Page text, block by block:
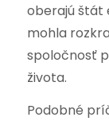
oberajú štát
mohla
spoločnosť
života.
Podobné